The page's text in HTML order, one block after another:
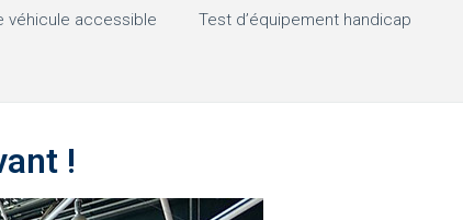
véhicule accessible Test d’équipement handicap
!